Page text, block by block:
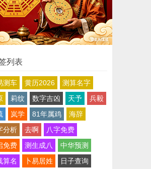
列表
测车 黄历2026
测算名字
莉纹 数字吉凶 天予
兵毅
岚学 81年属鸡
海辞
分析
去啊
八字免费
免费
测生成八
中华预测
算名
卜易居姓
日子查询